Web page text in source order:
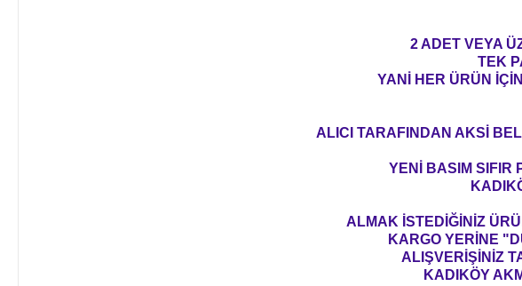
2 ADET VEYA
TEK
YANİ HER ÜRÜN
ALICI TARAFINDAN AKSİ
YENİ BASIM SIFIR
ALMAK İSTEDİĞİNİZ
KARGO YERİNE
ALIŞVERİŞİNİZ
KADIKÖY